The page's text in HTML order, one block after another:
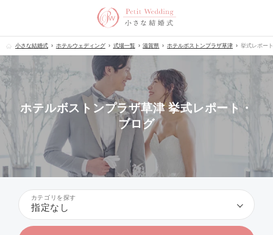
小さな結婚式 ホテルウェディング 式場一覧 滋賀県 ホテルボストンプラザ草津 挙式レポー
ホテルボストンプラザ草津 挙式レポート・
ブログ
カテゴリを探す
指定なし